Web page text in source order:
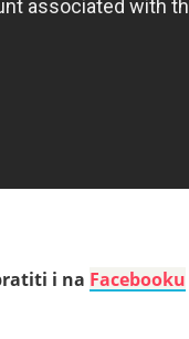
i na Facebooku